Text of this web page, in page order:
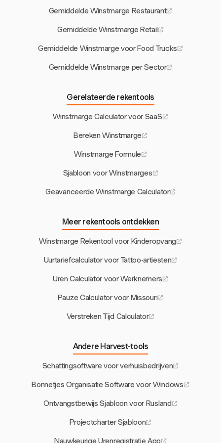
Gemiddelde Winstmarge Restaurant
Gemiddelde Winstmarge Retail
Gemiddelde Winstmarge voor Food Trucks
Gemiddelde Winstmarge per Sector
Gerelateerde rekentools
Winstmarge Calculator voor SaaS
Bereken Winstmarge
Winstmarge Formule
Sjabloon voor Winstmarges
Geavanceerde Winstmarge Calculator
Meer rekentools ontdekken
Winstmarge Rekentool voor Kinderopvang
Uurtariefcalculator voor Tattoo-artiesten
Uren Calculator voor Werknemers
Pauze Calculator voor Missouri
Verstreken Tijd Calculator
Andere Harvest-tools
Schattingsoftware voor verhuisbedrijven
Bonnetjes Organisatie Software voor Windows
Ontvangstbewijs Sjabloon voor Rusland
Projectcharter Sjabloon
Nauwkeurige Urenregistratie App